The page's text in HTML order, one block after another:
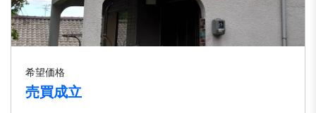
希望価格
売買成立